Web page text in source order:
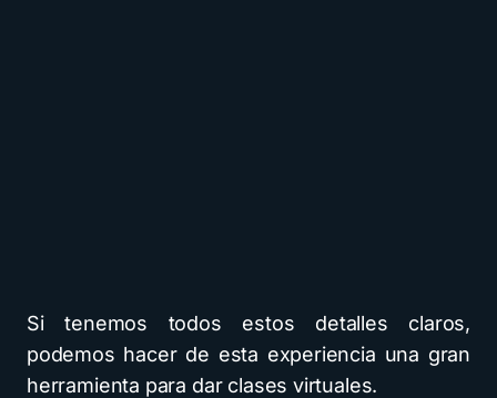
Si tenemos todos estos detalles claros,
podemos hacer de esta experiencia una gran
herramienta para dar clases virtuales.